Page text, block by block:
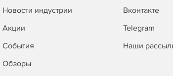
Новости индустрии
Акции
События
Обзоры
Вконтакте
Telegram
Наши